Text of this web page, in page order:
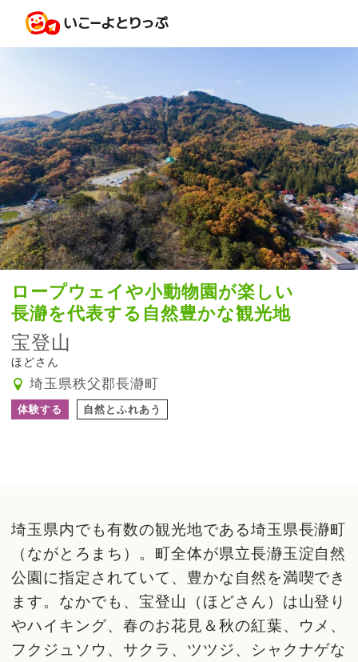
ロープウェイや小動物園が楽しい
長瀞を代表する自然豊かな観光地
宝登山
ほどさん
埼玉県秩父郡長瀞町
体験する 自然とふれあう
埼玉県内でも有数の観光地である埼玉県長瀞町
（ながとろまち）。町全体が県立長瀞玉淀自然
公園に指定されていて、豊かな自然を満喫でき
ます。なかでも、宝登山（ほどさん）は山登り
やハイキング、春のお花見＆秋の紅葉、ウメ、
フクジュソウ、サクラ、ツツジ、シャクナゲな